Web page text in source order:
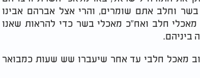
וחלב אתם שומרים, והרי אצל אברהם אבינו
חלב ואח"כ מאכלי בשר כדי להראות שאנו
ביניהם.
מאכל חלבי עד אחר שיעברו שש שעות כמבואר